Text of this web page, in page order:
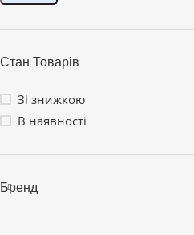
Стан Товарів
Зі знижкою
В наявності
Бренд